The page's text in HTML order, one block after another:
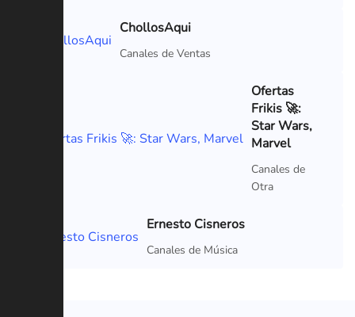
ChollosAqui
Canales de Ventas
Ofertas
Frikis 🚀:
Star Wars,
Marvel
Canales de
Otra
Ernesto Cisneros
Canales de Música